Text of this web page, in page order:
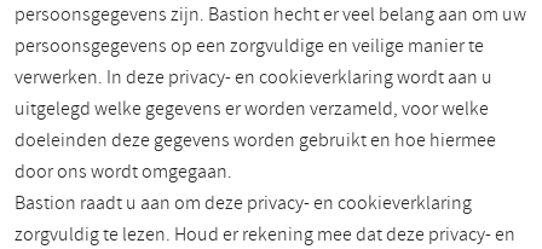
persoonsgegevens zijn. Bastion hecht er veel belang aan om uw
persoonsgegevens op een zorgvuldige en veilige manier te
verwerken. In deze privacy- en cookieverklaring wordt aan u
uitgelegd welke gegevens er worden verzameld, voor welke
doeleinden deze gegevens worden gebruikt en hoe hiermee
door ons wordt omgegaan.
Bastion raadt u aan om deze privacy- en cookieverklaring
zorgvuldig te lezen. Houd er rekening mee dat deze privacy- en